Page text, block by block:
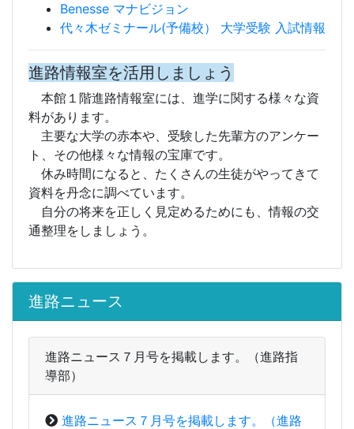
Benesse マナビジョン
代々木ゼミナール(予備校） 大学受験 入試情報
進路情報室を活用しましょう
本館１階進路情報室には、進学に関する様々な資
料があります。
主要な大学の赤本や、受験した先輩方のアンケー
ト、その他様々な情報の宝庫です。
休み時間になると、たくさんの生徒がやってきて
資料を丹念に調べています。
自分の将来を正しく見定めるためにも、情報の交
通整理をしましょう。
進路ニュース
進路ニュース７月号を掲載します。（進路指
導部）
進路ニュース７月号を掲載します。（進路